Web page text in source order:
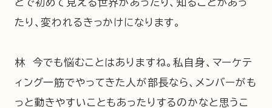
とで初めて見える世界があったり、知ることがあっ
たり、変われるきっかけになります。
林 今でも悩むことはありますね。私自身、マーケテ
ィング一筋でやってきた人が部長なら、メンバーがも
っと動きやすいこともあったりするのかなと思うこ